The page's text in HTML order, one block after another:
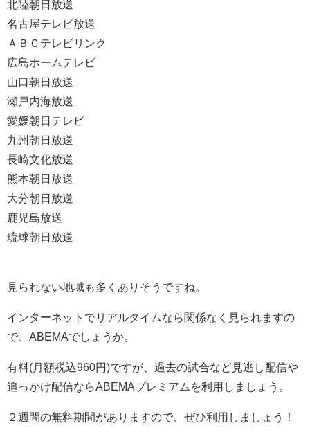
北陸朝日放送
名古屋テレビ放送
ＡＢＣテレビリンク
広島ホームテレビ
山口朝日放送
瀬戸内海放送
愛媛朝日テレビ
九州朝日放送
長崎文化放送
熊本朝日放送
大分朝日放送
鹿児島放送
琉球朝日放送
見られない地域も多くありそうですね。
インターネットでリアルタイムなら関係なく見られますの
で、ABEMAでしょうか。
有料(月額税込960円)ですが、過去の試合など見逃し配信や
追っかけ配信ならABEMAプレミアムを利用しましょう。
２週間の無料期間がありますので、ぜひ利用しましょう！